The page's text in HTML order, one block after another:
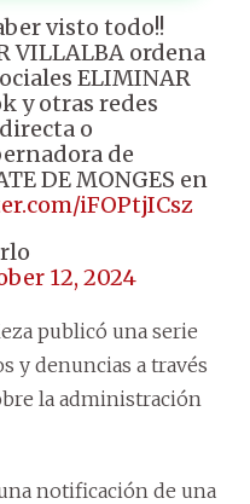
visto todo!!
VILLALBA ordena
ELIMINAR
y otras redes
o
de
DE MONGES en
iFOPtjICsz
12, 2024
publicó una serie
y denuncias a través
la administración
notificación de una